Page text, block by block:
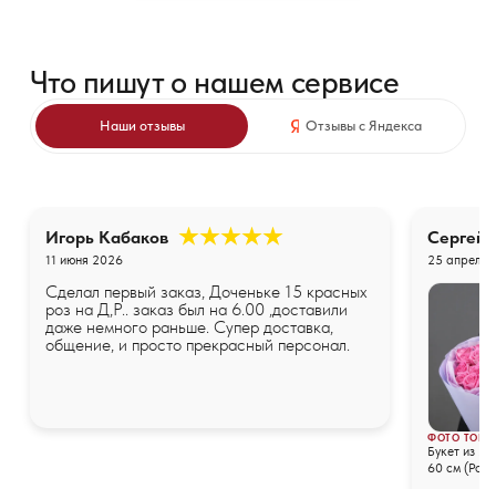
Что пишут о нашем сервисе
Наши отзывы Отзывы с Яндекса
Игорь Кабаков
11 июня 2026
Сделал первый заказ, Доченьке 15 красных
роз на Д,Р.. заказ был на 6.00 ,доставили
даже немного раньше. Супер доставка,
общение, и просто прекрасный персонал.
Сергей
25 апреля
ФОТО
Букет из
60 см